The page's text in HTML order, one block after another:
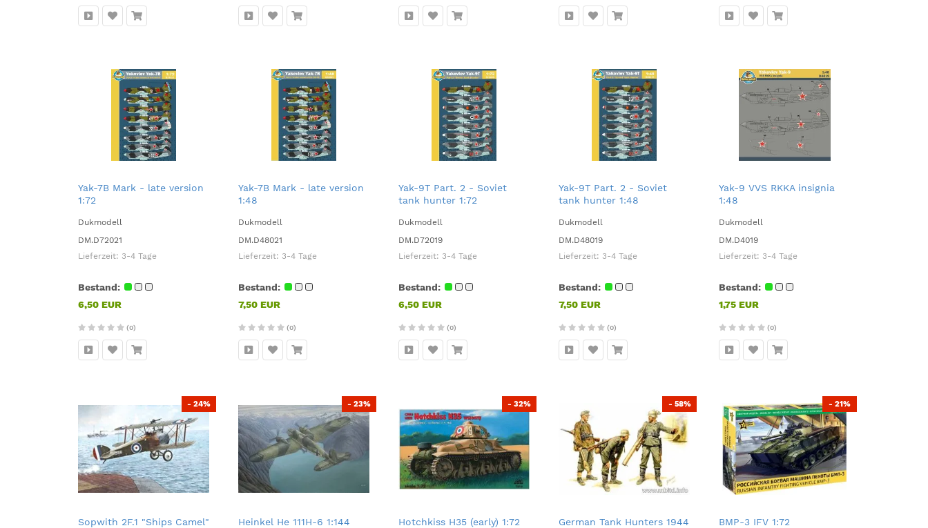
Yak-7B Mark - late version
1:72
Dukmodell
DM.D72021
Lieferzeit: 3-4 Tage
Bestand:
6,50 EUR
(0)
Yak-7B Mark - late version
1:48
Dukmodell
DM.D48021
Lieferzeit: 3-4 Tage
Bestand:
7,50 EUR
(0)
Yak-9T Part. 2 - Soviet
tank hunter 1:72
Dukmodell
DM.D72019
Lieferzeit: 3-4 Tage
Bestand:
6,50 EUR
(0)
Yak-9T Part. 2 - Soviet
tank hunter 1:48
Dukmodell
DM.D48019
Lieferzeit: 3-4 Tage
Bestand:
7,50 EUR
(0)
Yak-9 VVS RKKA insignia
1:48
Dukmodell
DM.D4019
Lieferzeit: 3-4 Tage
Bestand:
1,75 EUR
(0)
Sopwith 2F.1 "Ships Camel"
- 24%
Heinkel He 111H-6 1:144
- 23%
Hotchkiss H35 (early) 1:72
- 32%
German Tank Hunters 1944
- 58%
BMP-3 IFV 1:72
- 21%